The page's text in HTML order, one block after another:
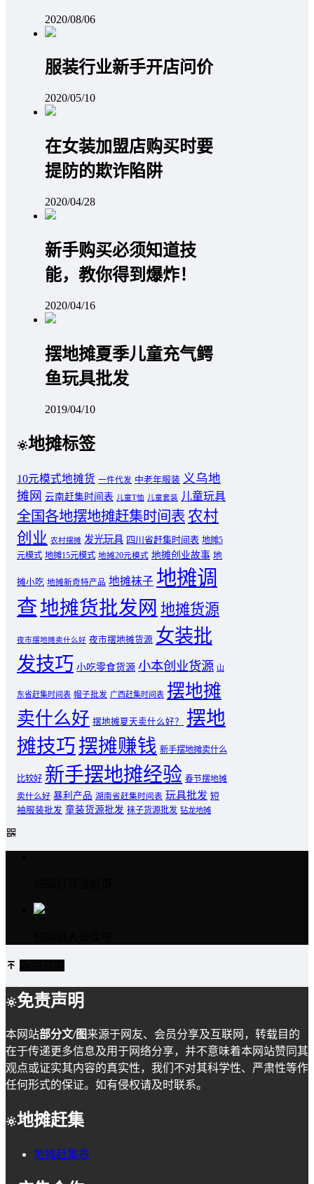
2020/08/06
服装行业新手开店问价
2020/05/10
在女装加盟店购买时要
提防的欺诈陷阱
2020/04/28
新手购买必须知道技
能，教你得到爆炸！
2020/04/16
摆地摊夏季儿童充气鳄
鱼玩具批发
2019/04/10
地摊标签
10元模式地摊货 一件代发 中老年服装 义乌地
摊网 云南赶集时间表 儿童T恤 儿童套装 儿童玩具
全国各地摆地摊赶集时间表 农村
创业 农村摆摊 发光玩具 四川省赶集时间表 地摊5
元模式 地摊15元模式 地摊20元模式 地摊创业故事 地
摊小吃 地摊新奇特产品 地摊袜子 地摊调
查地摊货批发网 地摊货源
夜市摆地摊卖什么好 夜市摆地摊货源 女装批
发技巧 小吃零食货源 小本创业货源 山
东省赶集时间表 帽子批发 广西赶集时间表 摆地摊
卖什么好 摆地摊夏天卖什么好？
摆地
摊技巧摆摊赚钱 新手摆地摊卖什么
比较好 新手摆地摊经验 春节摆地摊
卖什么好 暴利产品 湖南省赶集时间表 玩具批发 短
袖服装批发 童装货源批发 袜子货源批发 钻龙地摊
免责声明
本网站部分文/图来源于网友、会员分享及互联网，转载目的
在于传递更多信息及用于网络分享，并不意味着本网站赞同其
观点或证实其内容的真实性，我们不对其科学性、严肃性等作
任何形式的保证。如有侵权请及时联系。
地摊赶集
地摊赶集表